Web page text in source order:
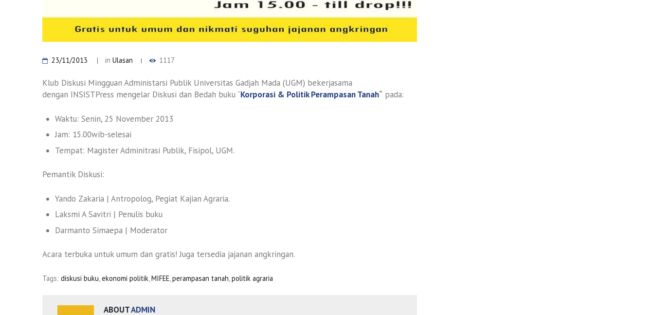
23/11/2013 inUlasan 1117
Klub Diskusi Mingguan Administarsi Publik Universitas Gadjah Mada (UGM) bekerjasama
dengan INSISTPress mengelar Diskusi dan Bedah buku “Korporasi & Politik Perampasan Tanah“ pada:
Waktu: Senin, 25 November 2013
Jam: 15.00wib-selesai
Tempat: Magister Adminitrasi Publik, Fisipol, UGM.
Pemantik Diskusi:
Yando Zakaria | Antropolog, Pegiat Kajian Agraria.
Laksmi A Savitri | Penulis buku
Darmanto Simaepa | Moderator
Acara terbuka untuk umum dan gratis! Juga tersedia jajanan angkringan.
Tags: diskusi buku,ekonomi politik,MIFEE,perampasan tanah,politik agraria
ABOUTADMIN